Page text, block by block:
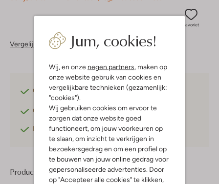
Jum, cookies!
Wij, en onze negen partners, maken op
onze website gebruik van cookies en
vergelijkbare technieken (gezamenlijk:
"cookies").
Wij gebruiken cookies om ervoor te
zorgen dat onze website goed
functioneert, om jouw voorkeuren op
te slaan, om inzicht te verkrijgen in
bezoekersgedrag en om een profiel op
te bouwen van jouw online gedrag voor
gepersonaliseerde advertenties. Door
op "Accepteer alle cookies" te klikken,
Favoriet
Vergelijkbare items
Gratis verzendingvanaf €75,-
Gratis retournerenbinnen 30 dagen*
Betaal achterafmet Klarna
Product informatie